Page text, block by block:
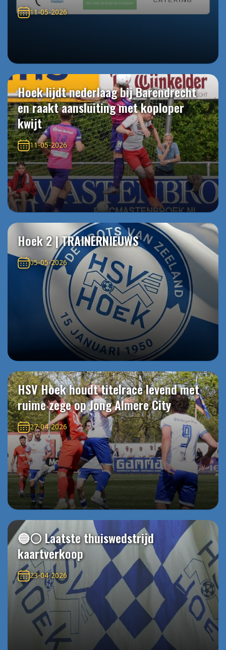
11-05-2026
Hoek lijdt nederlaag bij Barendrecht
en raakt aansluiting met koploper
kwijt
11-05-2026
Hoek 2 | TRAINERNIEUWS
05-05-2026
HSV Hoek houdt titelrace levend met
ruime zege op Jong Almere City
27-04-2026
🔵⚪️ Laatste thuiswedstrijd
kaartverkoop
23-04-2026